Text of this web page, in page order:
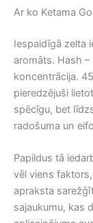
Ar ko Ketama
Iespaidīgā zelta
aromāts. Hash –
koncentrācija.
pieredzējuši
spēcīgu, bet
radošuma un
Papildus tā
vēl viens
apraksta
sajaukumu, kas